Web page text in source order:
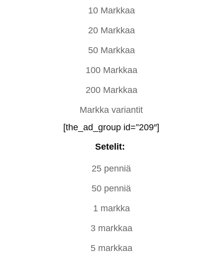
10 Markkaa
20 Markkaa
50 Markkaa
100 Markkaa
200 Markkaa
Markka variantit
[the_ad_group id=”209″]
Setelit:
25 penniä
50 penniä
1 markka
3 markkaa
5 markkaa